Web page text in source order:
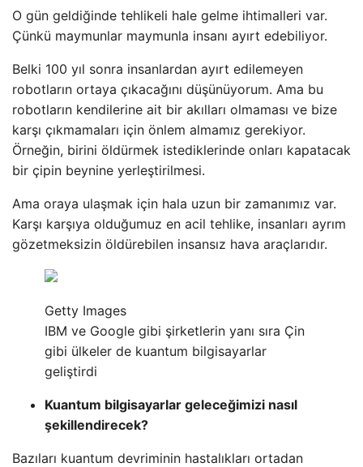
O gün geldiğinde tehlikeli hale gelme ihtimalleri var.
Çünkü maymunlar maymunla insanı ayırt edebiliyor.
Belki 100 yıl sonra insanlardan ayırt edilemeyen
robotların ortaya çıkacağını düşünüyorum. Ama bu
robotların kendilerine ait bir akılları olmaması ve bize
karşı çıkmamaları için önlem almamız gerekiyor.
Örneğin, birini öldürmek istediklerinde onları kapatacak
bir çipin beynine yerleştirilmesi.
Ama oraya ulaşmak için hala uzun bir zamanımız var.
Karşı karşıya olduğumuz en acil tehlike, insanları ayrım
gözetmeksizin öldürebilen insansız hava araçlarıdır.
Getty Images
IBM ve Google gibi şirketlerin yanı sıra Çin
gibi ülkeler de kuantum bilgisayarlar
geliştirdi
Kuantum bilgisayarlar geleceğimizi nasıl
şekillendirecek?
Bazıları kuantum devriminin hastalıkları ortadan